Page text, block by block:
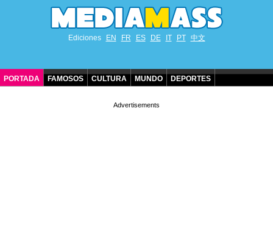
Ediciones EN FR ES DE IT PT 中文
PORTADA FAMOSOS CULTURA MUNDO DEPORTES